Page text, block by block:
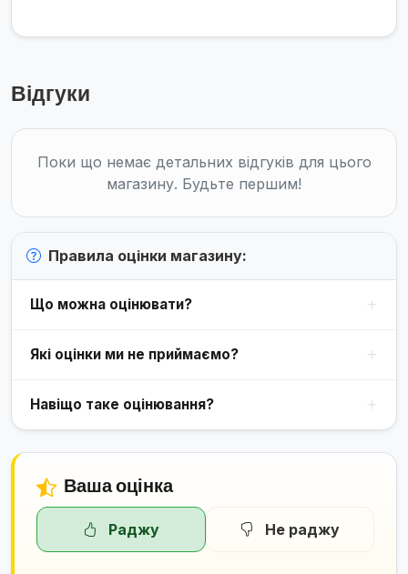
Відгуки
Поки що немає детальних відгуків для цього
магазину. Будьте першим!
Правила оцінки магазину:
Що можна оцінювати?
Які оцінки ми не приймаємо?
Навіщо таке оцінювання?
Ваша оцінка
Раджу Не раджу